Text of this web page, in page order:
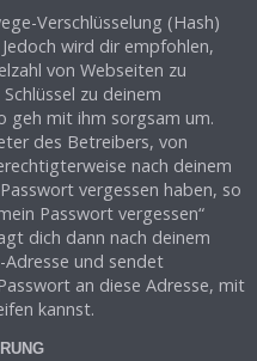
Verschlüsselung (Hash)
wird dir empfohlen,
von Webseiten zu
zu deinem
geh mit ihm sorgsam um.
des Betreibers, von
nach deinem
vergessen haben, so
Passwort vergessen“
dich dann nach deinem
Adresse und sendet
an diese Adresse, mit
kannst.